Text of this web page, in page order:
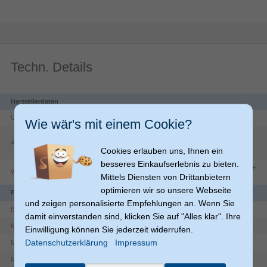
Techn. Details
Herstellerdaten
Adresse
DE
Website
https://countries.hama.com/legal/corporate-
information
Funktionen
Bindungsart Hardcover-Bindung
Material Polyurethan
Maximale Kapazität 100 Blätter
Medienabmessungen
13 x 18
Wie wär's mit einem Cookie?
Cookies erlauben uns, Ihnen ein
besseres Einkaufserlebnis zu bieten.
Mittels Diensten von Drittanbietern
optimieren wir so unsere Webseite
und zeigen personalisierte Empfehlungen an. Wenn Sie
damit einverstanden sind, klicken Sie auf "Alles klar". Ihre
Einwilligung können Sie jederzeit widerrufen.
Datenschutzerklärung
Impressum